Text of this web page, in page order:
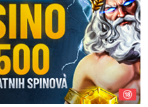
PROMO KOD CASINO Preuzmi 1500